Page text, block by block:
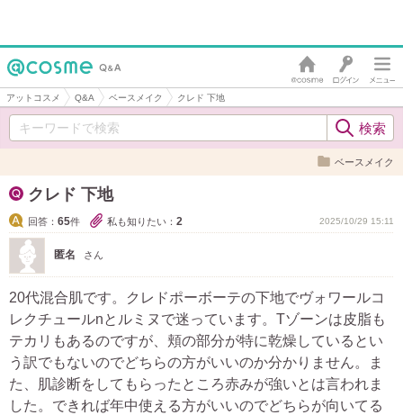
アットコスメ Q&A ベースメイク クレド 下地
ベースメイク
クレド 下地
回答： 65件 私も知りたい： 2 2025/10/29 15:11
匿名 さん
20代混合肌です。クレドポーボーテの下地でヴォワールコ
レクチュールnとルミヌで迷っています。Tゾーンは皮脂も
テカリもあるのですが、頬の部分が特に乾燥しているとい
う訳でもないのでどちらの方がいいのか分かりません。ま
た、肌診断をしてもらったところ赤みが強いとは言われま
した。できれば年中使える方がいいのでどちらが向いてる